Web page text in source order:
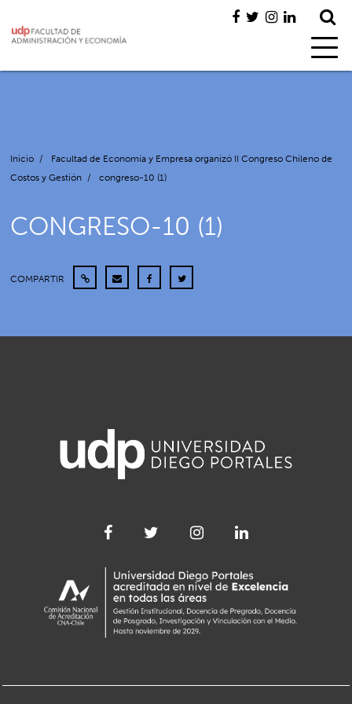
Inicio /
Facultad de Economía y Empresa organizó II Congreso Chileno de
Costos y Gestión / congreso-10 (1)
CONGRESO-10 (1)
COMPARTIR